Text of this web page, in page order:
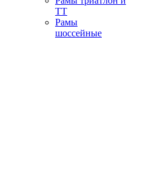
ТТ
Рамы
шоссейные